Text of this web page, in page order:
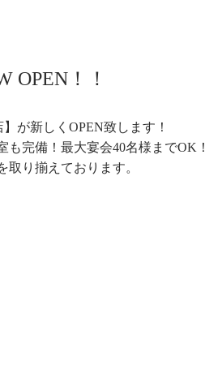
OPEN！！
が新しくOPEN致します！
完備！最大宴会40名様までOK！
り揃えております。